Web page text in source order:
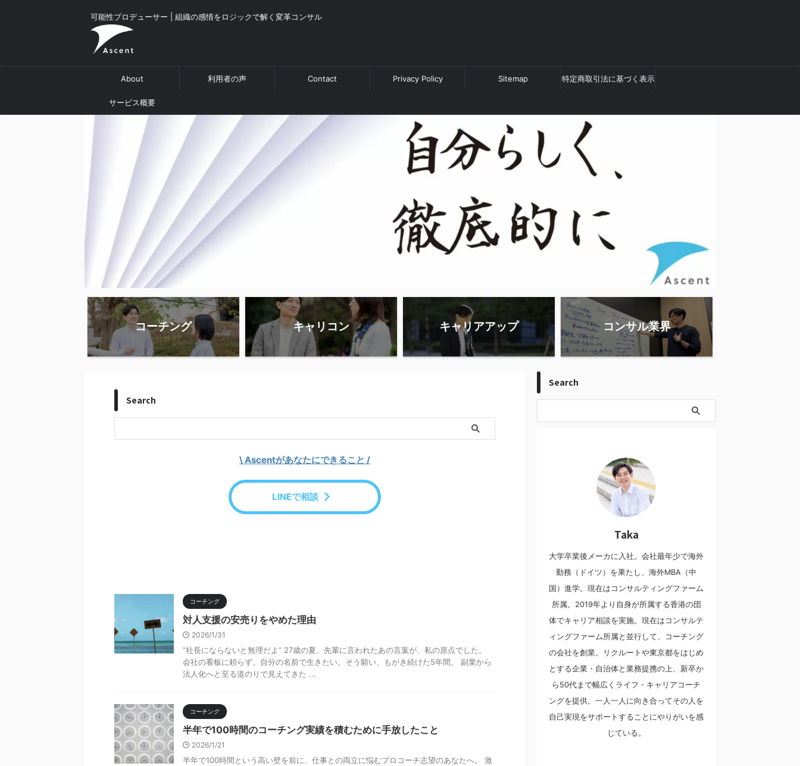
可能性プロデューサー | 組織の感情をロジックで解く変革コンサル
About 利用者の声 Contact Privacy Policy Sitemap 特定商取引法に基づく表示
サービス概要
コーチング キャリコン キャリアアップ コンサル業界
Search
\ Ascentがあなたにできること /
LINEで相談
コーチング
対人支援の安売りをやめた理由
2026/1/31
”社長にならないと無理だよ” 27歳の夏、先輩に言われたあの言葉が、私の原点でした。
会社の看板に頼らず、自分の名前で生きたい。そう願い、もがき続けた5年間。 副業から
法人化へと至る道のりで見えてきた ...
コーチング
半年で100時間のコーチング実績を積むために手放したこと
2026/1/21
半年で100時間という高い壁を前に、仕事との両立に悩むプロコーチ志望のあなたへ。 激
Search
Taka
大学卒業後メーカに入社。会社最年少で海外
勤務（ドイツ）を果たし、海外MBA（中
国）進学。現在はコンサルティングファーム
所属。2019年より自身が所属する香港の団
体でキャリア相談を実施。現在はコンサルテ
ィングファーム所属と並行して、コーチング
の会社を創業。リクルートや東京都をはじめ
とする企業・自治体と業務提携の上、新卒か
ら50代まで幅広くライフ・キャリアコーチ
ングを提供。一人一人に向き合ってその人を
自己実現をサポートすることにやりがいを感
じている。